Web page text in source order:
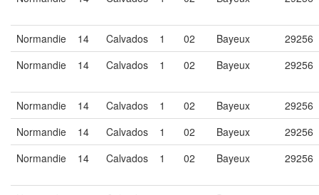
Normandie 14 Calvados 1 02 Bayeux
29256
Normandie
14 Calvados 1 02 Bayeux 29256
Normandie 14 Calvados 1 02 Bayeux
29256
Normandie
14 Calvados 1 02 Bayeux
29256
Normandie
14 Calvados 1 02 Bayeux 29256